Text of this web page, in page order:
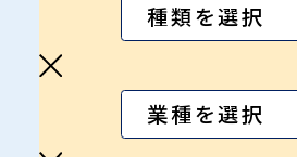
種類を選択
業種を選択